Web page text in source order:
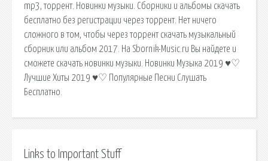
mp3, торрент. Новинки музыки. Сборники и альбомы скачать
бесплатно без регистрации через торрент. Нет ничего
сложного в том, чтобы через торрент скачать музыкальный
сборник или альбом 2017. На Sbornik-Music.ru Вы найдете и
сможете скачать новинки музыки. Новинки Музыка 2019 ♥♡
Лучшие Хиты 2019 ♥♡ Популярные Песни Слушать
Бесплатно.
Links to Important Stuff